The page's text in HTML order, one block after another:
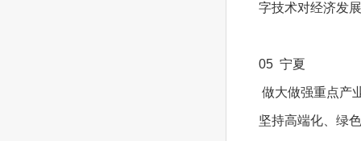
字技术对经济发
05 宁夏
做大做强重点产
坚持高端化、绿